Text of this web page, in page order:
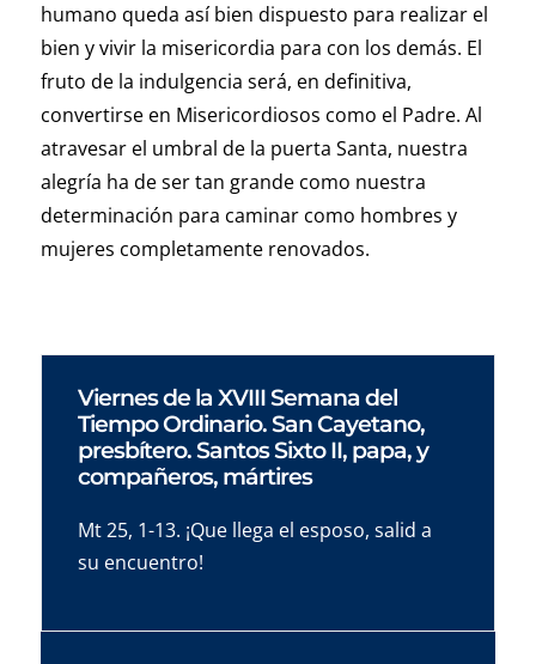
humano queda así bien dispuesto para realizar el
bien y vivir la misericordia para con los demás. El
fruto de la indulgencia será, en definitiva,
convertirse en Misericordiosos como el Padre. Al
atravesar el umbral de la puerta Santa, nuestra
alegría ha de ser tan grande como nuestra
determinación para caminar como hombres y
mujeres completamente renovados.
Viernes de la XVIII Semana del
Tiempo Ordinario. San Cayetano,
presbítero. Santos Sixto II, papa, y
compañeros, mártires
Mt 25, 1-13. ¡Que llega el esposo, salid a
su encuentro!